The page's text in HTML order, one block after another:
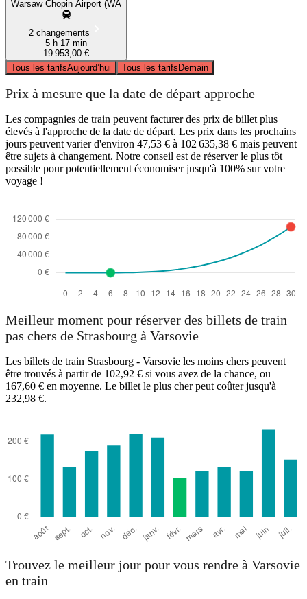
Warsaw Chopin Airport (WA
2 changements
5 h 17 min
19 953,00 €
Tous les tarifsAujourd’hui Tous les tarifsDemain
Prix à mesure que la date de départ approche
Les compagnies de train peuvent facturer des prix de billet plus
élevés à l'approche de la date de départ. Les prix dans les prochains
jours peuvent varier d'environ 47,53 € à 102 635,38 € mais peuvent
être sujets à changement. Notre conseil est de réserver le plus tôt
possible pour potentiellement économiser jusqu'à 100% sur votre
voyage !
Meilleur moment pour réserver des billets de train
pas chers de Strasbourg à Varsovie
Les billets de train Strasbourg - Varsovie les moins chers peuvent
être trouvés à partir de 102,92 € si vous avez de la chance, ou
167,60 € en moyenne. Le billet le plus cher peut coûter jusqu'à
232,98 €.
Trouvez le meilleur jour pour vous rendre à Varsovie
en train